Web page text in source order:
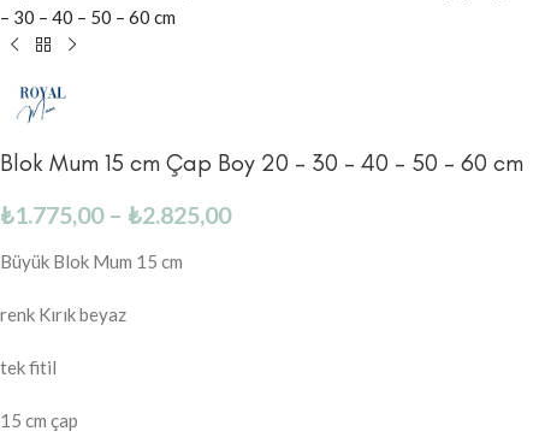
– 30 – 40 – 50 – 60 cm
Blok Mum 15 cm Çap Boy 20 – 30 – 40 – 50 – 60 cm
₺1.775,00 – ₺2.825,00
Büyük Blok Mum 15 cm
renk Kırık beyaz
tek fitil
15 cm çap